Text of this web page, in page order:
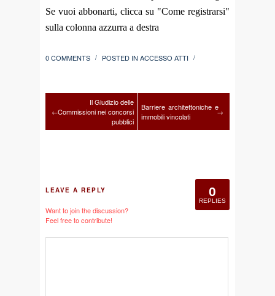
Se vuoi abbonarti, clicca su "Come registrarsi"
sulla colonna azzurra a destra
0 COMMENTS / POSTED IN ACCESSO ATTI /
←
Il Giudizio delle
Commissioni nei concorsi
pubblici
Barriere architettoniche e
immobili vincolati
→
0
REPLIES
LEAVE A REPLY
Want to join the discussion?
Feel free to contribute!